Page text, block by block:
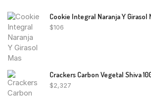
Cookie Integral Naranja Y Girasol
$106
Crackers Carbon Vegetal Shiva
$2,327